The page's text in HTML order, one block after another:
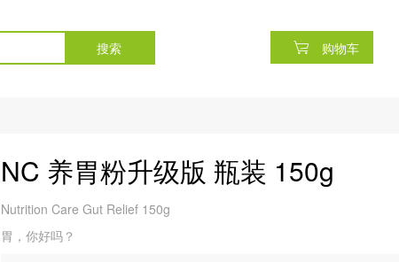
搜索 购物车
NC 养胃粉升级版 瓶装 150g
Nutrition Care Gut Relief 150g
胃，你好吗？